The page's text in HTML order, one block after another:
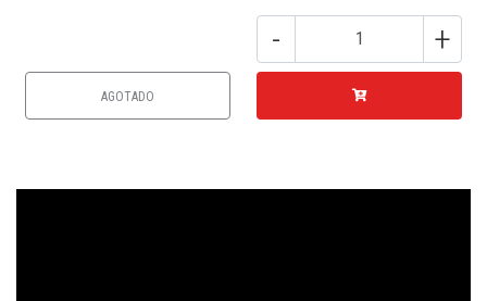
AGOTADO
- +